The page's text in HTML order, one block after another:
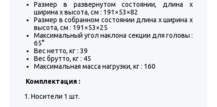
Размер в развернутом состоянии, длина х
ширина х высота, см : 191×53×82
Размер в собранном состоянии длина х ширина х
высота, см : 191×53×25
Максимальный угол наклона секции для головы :
65°
Вес нетто, кг : 39
Вес брутто, кг : 45
Максимальная масса нагрузки, кг : 160
Комплектация :
1. Носители 1 шт.